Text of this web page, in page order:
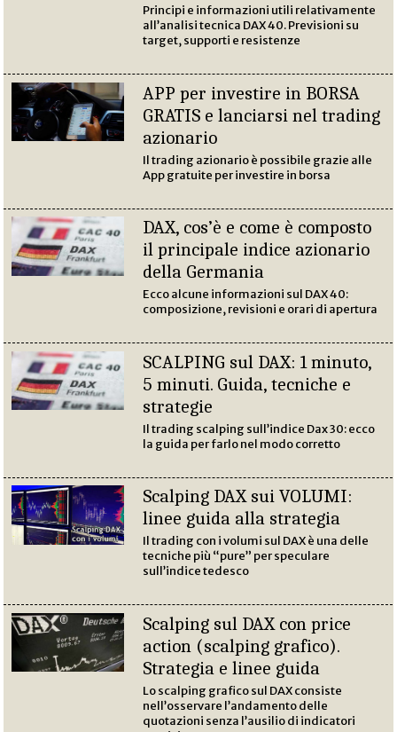
Principi e informazioni utili relativamente
all’analisi tecnica DAX 40. Previsioni su
target, supporti e resistenze
APP per investire in BORSA
GRATIS e lanciarsi nel trading
azionario
Il trading azionario è possibile grazie alle
App gratuite per investire in borsa
DAX, cos’è e come è composto
il principale indice azionario
della Germania
Ecco alcune informazioni sul DAX 40:
composizione, revisioni e orari di apertura
SCALPING sul DAX: 1 minuto,
5 minuti. Guida, tecniche e
strategie
Il trading scalping sull’indice Dax 30: ecco
la guida per farlo nel modo corretto
Scalping DAX sui VOLUMI:
linee guida alla strategia
Il trading con i volumi sul DAX è una delle
tecniche più “pure” per speculare
sull’indice tedesco
Scalping sul DAX con price
action (scalping grafico).
Strategia e linee guida
Lo scalping grafico sul DAX consiste
nell’osservare l’andamento delle
quotazioni senza l’ausilio di indicatori